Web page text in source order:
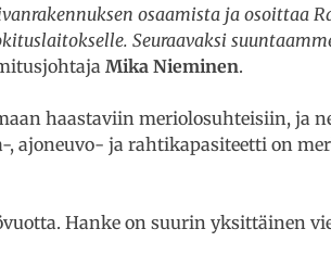
osaamista ja osoittaa
Seuraavaksi
Mika Nieminen.
haastaviin meriolosuhteisiin, ja
, ajoneuvo- ja rahtikapasiteetti on
Hanke on suurin yksittäinen